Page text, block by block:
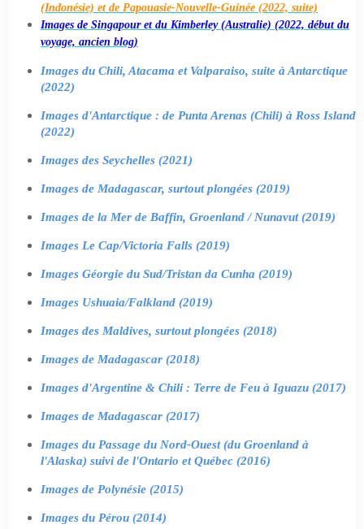
(Indonésie) et de Papouasie-Nouvelle-Guinée (2022, suite)
Images de Singapour et du Kimberley (Australie) (2022, début du
voyage, ancien blog)
Images du Chili, Atacama et Valparaiso, suite à Antarctique
(2022)
Images d'Antarctique : de Punta Arenas (Chili) à Ross Island
(2022)
Images des Seychelles (2021)
Images de Madagascar, surtout plongées (2019)
Images de la Mer de Baffin, Groenland / Nunavut (2019)
Images Le Cap/Victoria Falls (2019)
Images Géorgie du Sud/Tristan da Cunha (2019)
Images Ushuaia/Falkland (2019)
Images des Maldives, surtout plongées (2018)
Images de Madagascar (2018)
Images d'Argentine & Chili : Terre de Feu à Iguazu (2017)
Images de Madagascar (2017)
Images du Passage du Nord-Ouest (du Groenland à
l'Alaska) suivi de l'Ontario et Québec (2016)
Images de Polynésie (2015)
Images du Pérou (2014)